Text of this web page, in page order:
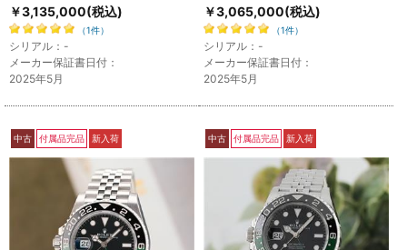
￥3,135,000(税込)
（1件）
シリアル：-
メーカー保証書日付：
2025年5月
￥3,065,000(税込)
（1件）
シリアル：-
メーカー保証書日付：
2025年5月
中古 付属品完品 新入荷 中古 付属品完品 新入荷